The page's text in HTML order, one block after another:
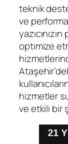
teknik
ve
optimize
hizmetler
ve etkili bir